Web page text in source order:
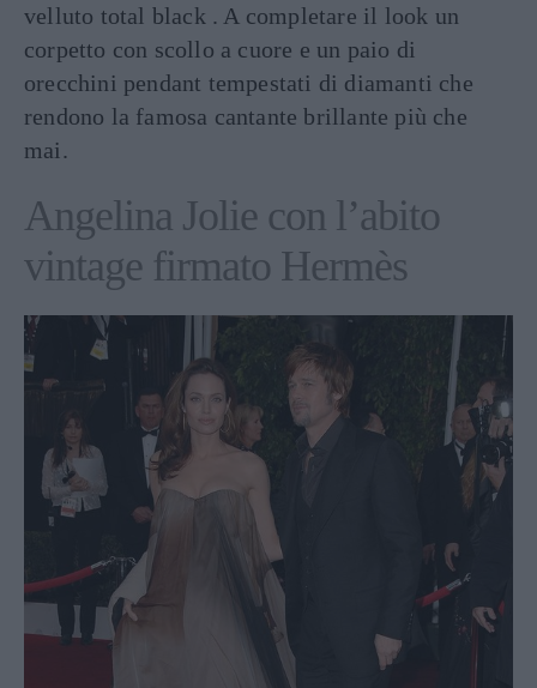
velluto total black . A completare il look un
corpetto con scollo a cuore e un paio di
orecchini pendant tempestati di diamanti che
rendono la famosa cantante brillante più che
mai.
Angelina Jolie con l’abito
vintage firmato Hermès